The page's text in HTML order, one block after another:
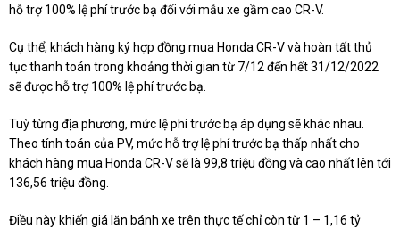
hỗ trợ 100% lệ phí trước bạ đối với mẫu xe gầm cao CR-V.
Cụ thể, khách hàng ký hợp đồng mua Honda CR-V và hoàn tất thủ
tục thanh toán trong khoảng thời gian từ 7/12 đến hết 31/12/2022
sẽ được hỗ trợ 100% lệ phí trước bạ.
Tuỳ từng địa phương, mức lệ phí trước bạ áp dụng sẽ khác nhau.
Theo tính toán của PV, mức hỗ trợ lệ phí trước bạ thấp nhất cho
khách hàng mua Honda CR-V sẽ là 99,8 triệu đồng và cao nhất lên tới
136,56 triệu đồng.
Điều này khiến giá lăn bánh xe trên thực tế chỉ còn từ 1 – 1,16 tỷ